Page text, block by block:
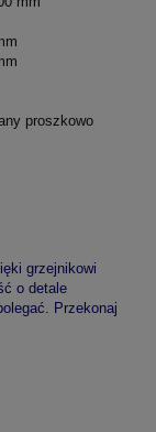
proszkowo
grzejnikowi
o detale
Przekonaj